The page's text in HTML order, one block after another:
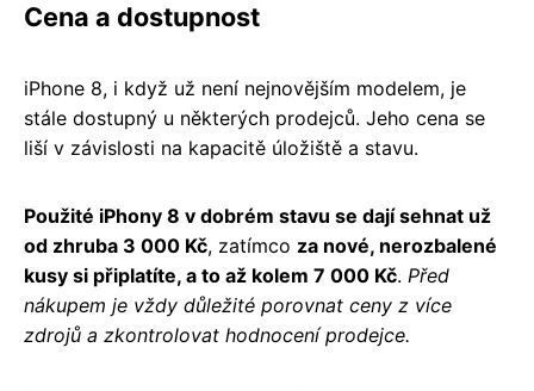
Cena a dostupnost
iPhone 8, i když už není nejnovějším modelem, je
stále dostupný u některých prodejců. Jeho cena se
liší v závislosti na kapacitě úložiště a stavu.
Použité iPhony 8 v dobrém stavu se dají sehnat už
od zhruba 3 000 Kč, zatímco za nové, nerozbalené
kusy si připlatíte, a to až kolem 7 000 Kč. Před
nákupem je vždy důležité porovnat ceny z více
zdrojů a zkontrolovat hodnocení prodejce.